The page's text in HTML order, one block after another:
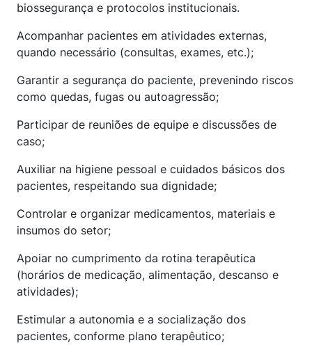
biossegurança e protocolos institucionais.
Acompanhar pacientes em atividades externas,
quando necessário (consultas, exames, etc.);
Garantir a segurança do paciente, prevenindo riscos
como quedas, fugas ou autoagressão;
Participar de reuniões de equipe e discussões de
caso;
Auxiliar na higiene pessoal e cuidados básicos dos
pacientes, respeitando sua dignidade;
Controlar e organizar medicamentos, materiais e
insumos do setor;
Apoiar no cumprimento da rotina terapêutica
(horários de medicação, alimentação, descanso e
atividades);
Estimular a autonomia e a socialização dos
pacientes, conforme plano terapêutico;